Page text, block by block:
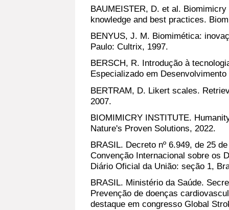
BAUMEISTER, D. et al.
knowledge and best practices.
BENYUS, J. M. Biomimética:
Paulo: Cultrix, 1997.
BERSCH, R. Introdução à
Especializado em
BERTRAM, D. Likert scales.
2007.
BIOMIMICRY INSTITUTE.
Nature's Proven Solutions, 2022.
BRASIL. Decreto nº 6.949, de 25
Convenção Internacional sobre os
Diário Oficial da União: seção 1,
BRASIL. Ministério da Saúde.
Prevenção de doenças
destaque em congresso Global